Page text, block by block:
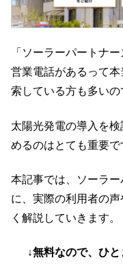
「ソーラーパートナ
営業電話があるって
索している方も多いの
太陽光発電の導入を
めるのはとても重要で
本記事では、ソーラ
に、実際の利用者の
く解説していきます。
↓無料なので、ひ